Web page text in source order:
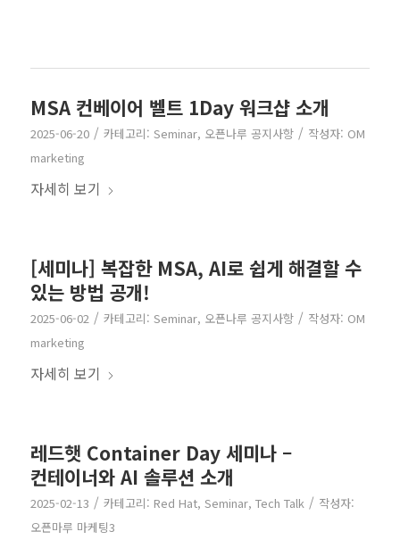
MSA 컨베이어 벨트 1Day 워크샵 소개
2025-06-20 / 카테고리: Seminar, 오픈나루 공지사항 / 작성자: OM
marketing
자세히 보기
[세미나] 복잡한 MSA, AI로 쉽게 해결할 수
있는 방법 공개!
2025-06-02 / 카테고리: Seminar, 오픈나루 공지사항 / 작성자: OM
marketing
자세히 보기
레드햇 Container Day 세미나 –
컨테이너와 AI 솔루션 소개
2025-02-13 / 카테고리: Red Hat, Seminar, Tech Talk / 작성자:
오픈마루 마케팅3